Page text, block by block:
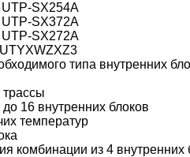
UTP-SX254A
UTP-SX372A
UTP-SX272A
типа внутренних
16 внутренних блоков
температур
комбинации из 4 внутренних